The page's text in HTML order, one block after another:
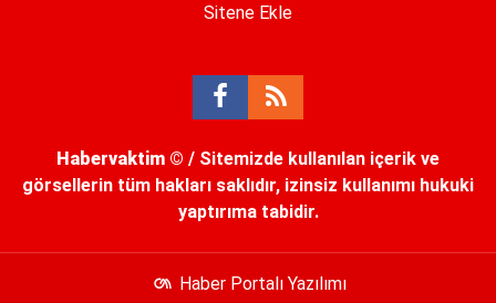
Sitene Ekle
Habervaktim © / Sitemizde kullanılan içerik ve
görsellerin tüm hakları saklıdır, izinsiz kullanımı hukuki
yaptırıma tabidir.
Haber Portalı Yazılımı